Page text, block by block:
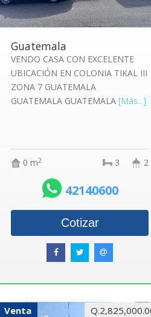
Guatemala
VENDO CASA CON EXCELENTE
UBICACIÓN EN COLONIA TIKAL III
ZONA 7 GUATEMALA
GUATEMALA GUATEMALA [Más...]
0 m2 2
3
42140600
Cotizar
Venta